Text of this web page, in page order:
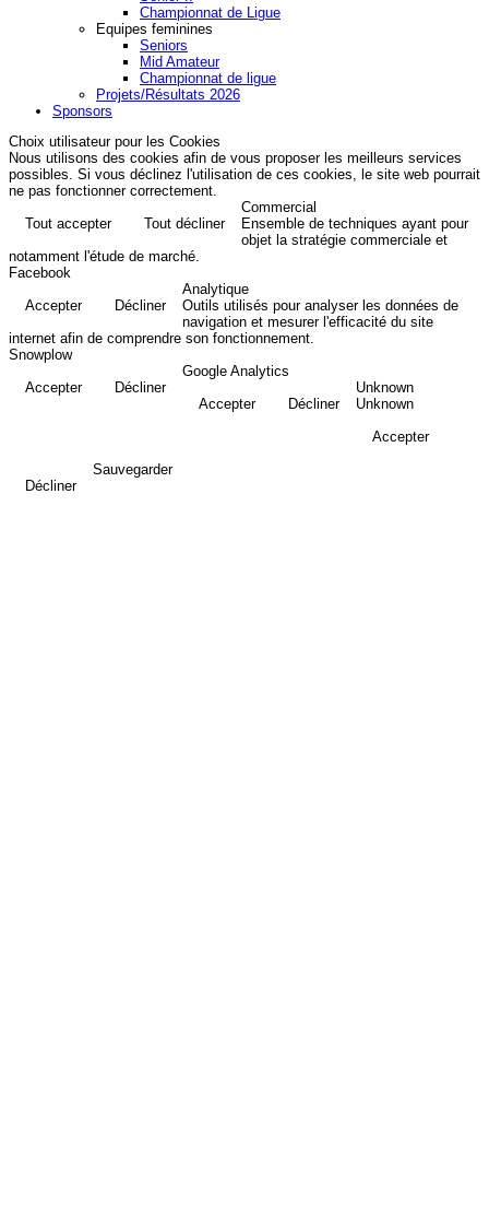
Championnat de Ligue
Equipes feminines
Seniors
Mid Amateur
Championnat de ligue
Projets/Résultats 2026
Sponsors
Choix utilisateur pour les Cookies
Nous utilisons des cookies afin de vous proposer les meilleurs services
possibles. Si vous déclinez l'utilisation de ces cookies, le site web pourrait
ne pas fonctionner correctement.
Tout accepter
Tout décliner
Commercial
Ensemble de techniques ayant pour
objet la stratégie commerciale et
notamment l'étude de marché.
Facebook
Accepter
Décliner
Analytique
Outils utilisés pour analyser les données de
navigation et mesurer l'efficacité du site
internet afin de comprendre son fonctionnement.
Snowplow
Accepter
Décliner
Google Analytics
Accepter
Décliner
Unknown
Unknown
Accepter
Décliner
Sauvegarder